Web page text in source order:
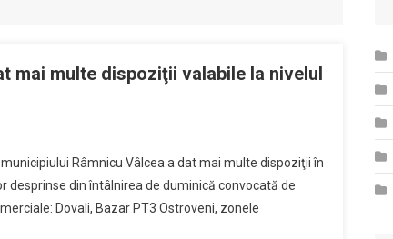
mai multe dispoziţii valabile la nivelul
Râmnicu Vâlcea a dat mai multe dispoziţii în
desprinse din întâlnirea de duminică convocată de
Dovali, Bazar PT3 Ostroveni, zonele